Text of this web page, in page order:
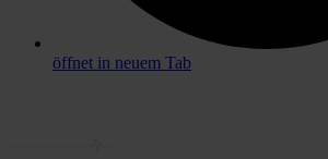
öffnet in neuem Tab